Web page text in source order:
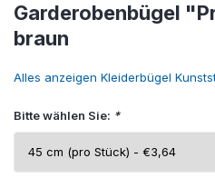
Garderobenbügel
braun
Alles anzeigen Kleiderbügel
Bitte wählen Sie: *